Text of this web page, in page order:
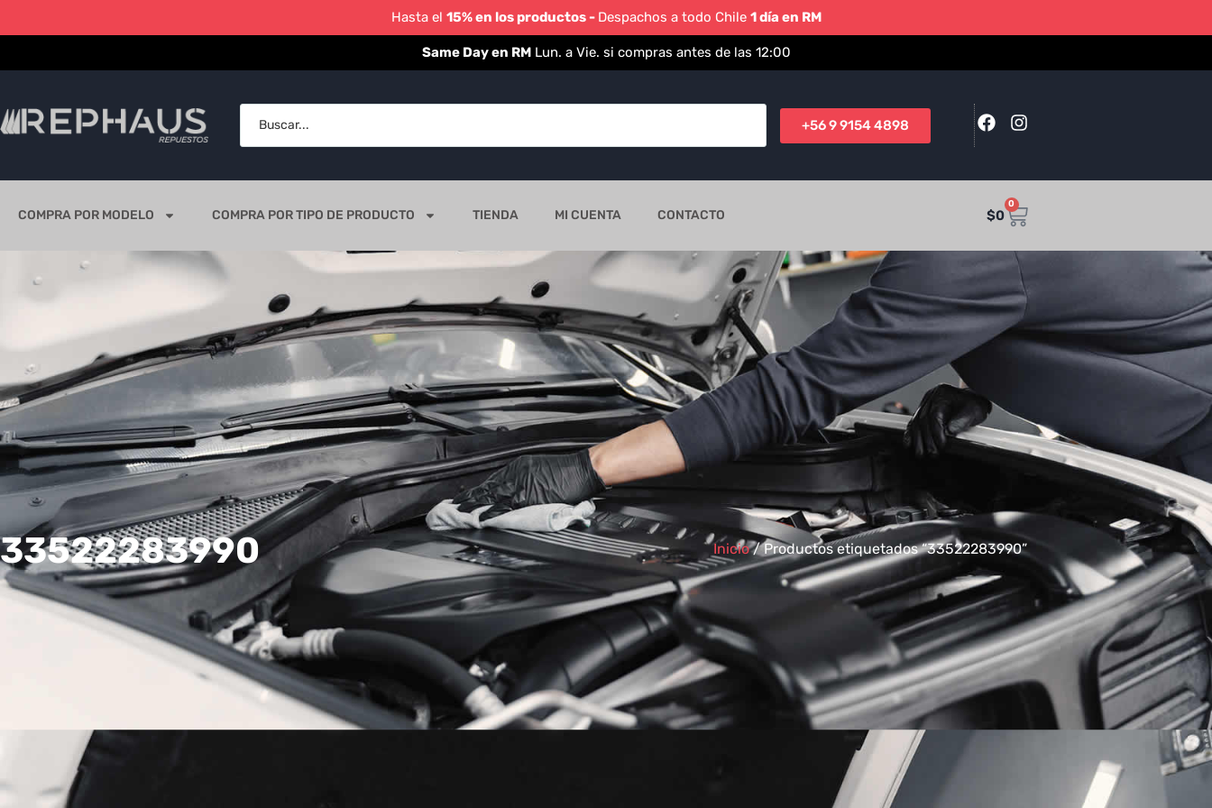
Hasta el 15% en los productos - Despachos a todo Chile 1 día en RM
Same Day en RMLun. a Vie. si compras antes de las 12:00
+56 9 9154 4898
COMPRA POR MODELO COMPRA POR TIPO DE PRODUCTO TIENDA MI CUENTA CONTACTO $0
0
33522283990 Inicio/ Productos etiquetados “33522283990”